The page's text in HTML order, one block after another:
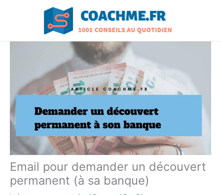
Email pour demander un découvert
permanent (à sa banque)